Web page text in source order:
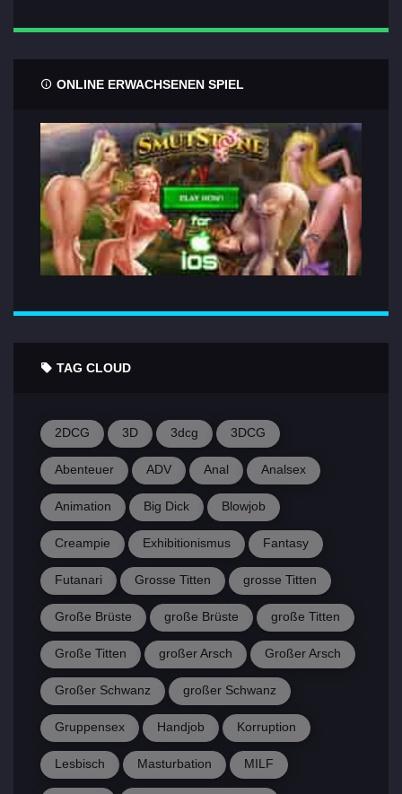
ONLINE ERWACHSENEN SPIEL
TAG CLOUD
2DCG 3D 3dcg 3DCG
Abenteuer ADV Anal Analsex
Animation Big Dick Blowjob
Creampie Exhibitionismus Fantasy
Futanari Grosse Titten grosse Titten
Große Brüste große Brüste große Titten
Große Titten großer Arsch Großer Arsch
Großer Schwanz großer Schwanz
Gruppensex Handjob Korruption
Lesbisch Masturbation MILF